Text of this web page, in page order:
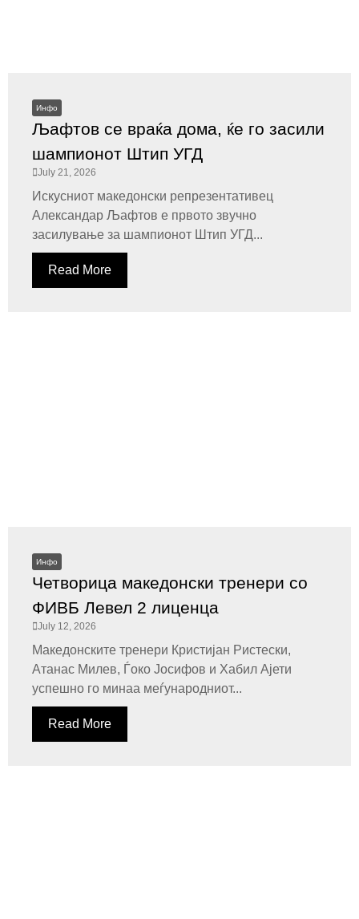
Инфо
Љафтов се враќа дома, ќе го засили
шампионот Штип УГД
July 21, 2026
Искусниот македонски репрезентативец
Александар Љафтов е првото звучно
засилување за шампионот Штип УГД...
Read More
Инфо
Четворица македонски тренери со
ФИВБ Левел 2 лиценца
July 12, 2026
Македонските тренери Кристијан Ристески,
Атанас Милев, Ѓоко Јосифов и Хабил Ајети
успешно го минаа меѓународниот...
Read More